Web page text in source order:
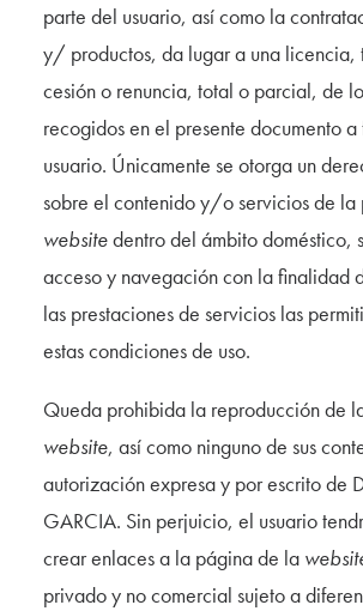
parte del usuario, así como la
y/ productos, da lugar a una licencia,
cesión o renuncia, total o parcial, de
recogidos en el presente documento
usuario. Únicamente se otorga un
sobre el contenido y/o servicios de la
websitedentro del ámbito doméstico,
acceso y navegación con la finalidad
las prestaciones de servicios las
estas condiciones de uso.
Queda prohibida la reproducción de
website, así como ninguno de sus
autorización expresa y por escrito de
GARCIA. Sin perjuicio, el usuario
crear enlaces a la página de la
privado y no comercial sujeto a